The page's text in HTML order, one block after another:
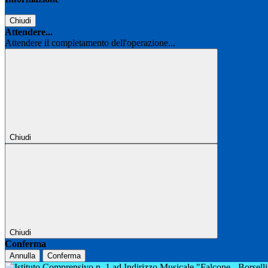
Chiudi
Attendere...
Attendere il completamento dell'operazione...
Chiudi
Chiudi
Conferma
Annulla Conferma